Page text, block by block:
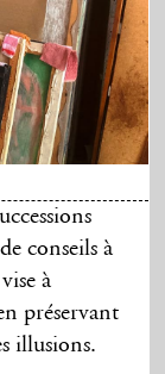
conseils à
à
préservant
illusions.